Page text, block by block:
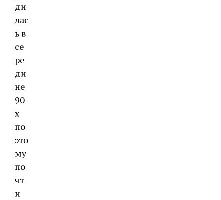
ди
лас
ь в
се
ре
ди
не
90-
х
по
это
му
по
чт
и